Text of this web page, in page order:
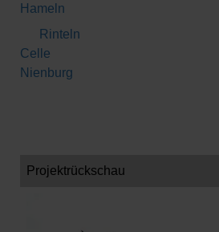
Hameln
Rinteln
Celle
Nienburg
Projektrückschau